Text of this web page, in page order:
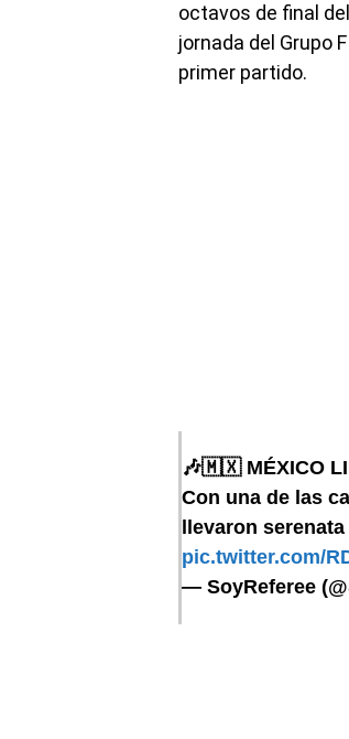
octavos de final
jornada del Grupo
primer partido.
🎶🇲🇽 MÉXICO
Con una de las
llevaron
pic.twitter.com/
— SoyReferee